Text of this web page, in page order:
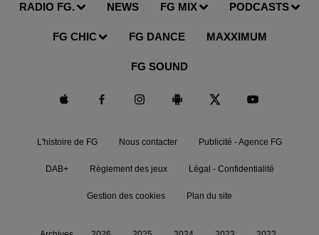
RADIO FG. NEWS FG MIX PODCASTS
FG CHIC FG DANCE MAXXIMUM
FG SOUND
L'histoire de FG Nous contacter Publicité - Agence FG
DAB+ Règlement des jeux Légal - Confidentialité
Gestion des cookies Plan du site